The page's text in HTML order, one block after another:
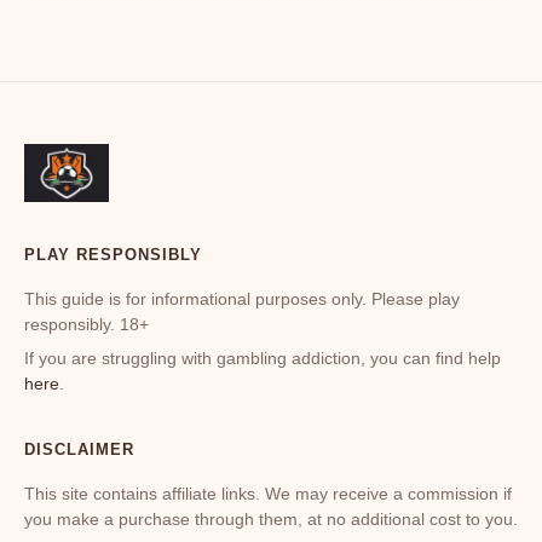
PLAY RESPONSIBLY
This guide is for informational purposes only. Please play
responsibly. 18+
If you are struggling with gambling addiction, you can find help
here.
DISCLAIMER
This site contains affiliate links. We may receive a commission if
you make a purchase through them, at no additional cost to you.